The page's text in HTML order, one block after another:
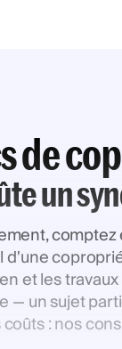
de
un
et les
— un sujet
: nos